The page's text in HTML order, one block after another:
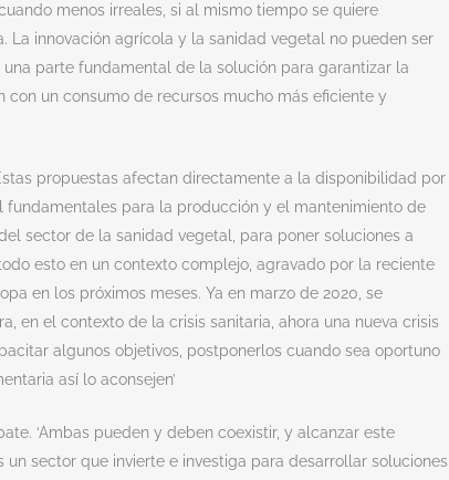
menos irreales, si al mismo tiempo se quiere
innovación agrícola y la sanidad vegetal no pueden ser
parte fundamental de la solución para garantizar la
un consumo de recursos mucho más eficiente y
propuestas afectan directamente a la disponibilidad por
para la producción y el mantenimiento de
sector de la sanidad vegetal, para poner soluciones a
esto en un contexto complejo, agravado por la reciente
en los próximos meses. Ya en marzo de 2020, se
en el contexto de la crisis sanitaria, ahora una nueva crisis
algunos objetivos, postponerlos cuando sea oportuno
así lo aconsejen’
‘Ambas pueden y deben coexistir, y alcanzar este
sector que invierte e investiga para desarrollar soluciones